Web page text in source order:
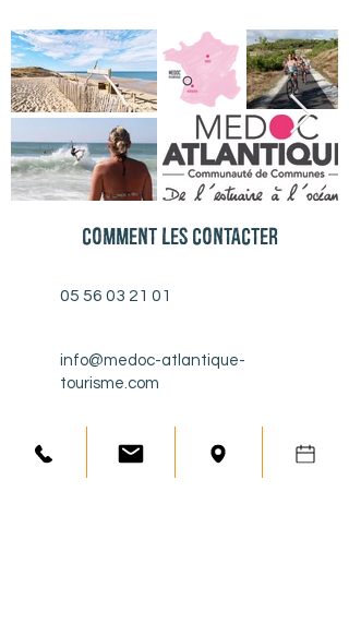
Comment les contacter
05 56 03 21 01
info@medoc-atlantique-
tourisme.com